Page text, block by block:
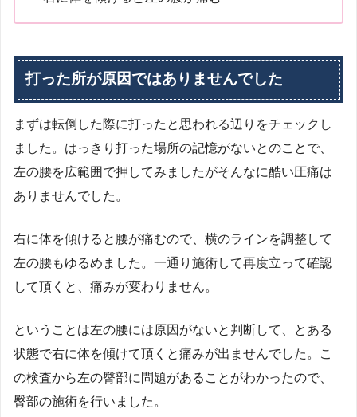
打った所が原因ではありませんでした
まずは転倒した際に打ったと思われる辺りをチェックし
ました。はっきり打った場所の記憶がないとのことで、
左の腰を広範囲で押してみましたがそんなに酷い圧痛は
ありませんでした。
右に体を傾けると腰が痛むので、横のラインを調整して
左の腰もゆるめました。一通り施術して再度立って確認
して頂くと、痛みが変わりません。
ということは左の腰には原因がないと判断して、とある
状態で右に体を傾けて頂くと痛みが出ませんでした。こ
の検査から左の臀部に問題があることがわかったので、
臀部の施術を行いました。